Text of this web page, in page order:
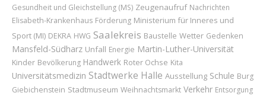
Gesundheit und Gleichstellung (MS) Zeugenaufruf Nachrichten
Elisabeth-Krankenhaus Förderung Ministerium für Inneres und
Sport (MI) DEKRA HWG Saalekreis Baustelle Wetter Gedenken
Mansfeld-Südharz Unfall Energie Martin-Luther-Universität
Kinder Bevölkerung Handwerk Roter Ochse Kita
Universitätsmedizin Stadtwerke Halle Ausstellung Schule Burg
Giebichenstein Stadtmuseum Weihnachtsmarkt Verkehr Entsorgung